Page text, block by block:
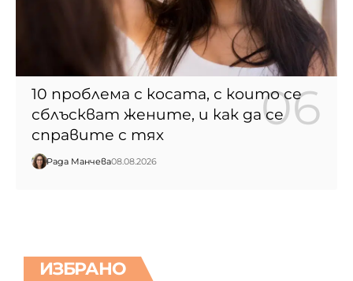
10 проблема с косата, с които се
сблъскват жените, и как да се
справите с тях
Рада Манчева08.08.2026
ИЗБРАНО